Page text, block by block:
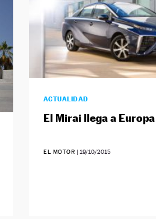
ACTUALIDAD
El Mirai llega a Europa
EL MOTOR | 19/10/2015